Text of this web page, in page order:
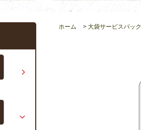
ホーム > 大袋サービスパック